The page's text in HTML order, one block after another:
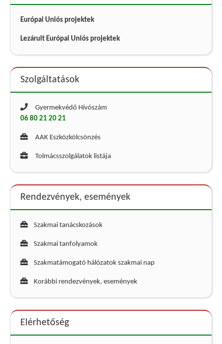
Európai Uniós projektek
Lezárult Európai Uniós projektek
Szolgáltatások
Gyermekvédő Hívószám
06 80 21 20 21
AAK Eszközkölcsönzés
Tolmácsszolgálatok listája
Rendezvények, események
Szakmai tanácskozások
Szakmai tanfolyamok
Szakmatámogató hálózatok szakmai nap
Korábbi rendezvények, események
Elérhetőség